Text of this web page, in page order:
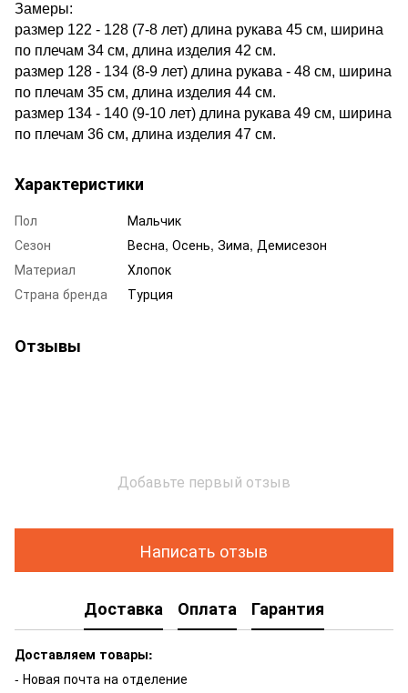
Замеры:
размер 122 - 128 (7-8 лет) длина рукава 45 см, ширина
по плечам 34 см, длина изделия 42 см.
размер 128 - 134 (8-9 лет) длина рукава - 48 см, ширина
по плечам 35 см, длина изделия 44 см.
размер 134 - 140 (9-10 лет) длина рукава 49 см, ширина
по плечам 36 см, длина изделия 47 см.
Характеристики
Пол
Мальчик
Сезон
Весна, Осень, Зима, Демисезон
Материал
Хлопок
Страна бренда
Турция
Отзывы
Добавьте первый отзыв
Написать отзыв
Доставка Оплата Гарантия
Доставляем товары:
- Новая почта на отделение